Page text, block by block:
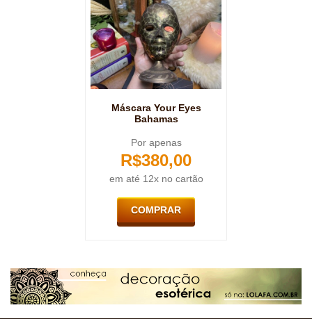
Máscara Your Eyes
Bahamas
Por apenas
R$380,00
em até 12x no cartão
COMPRAR